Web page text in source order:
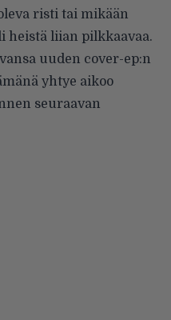
risti tai mikään
heistä liian pilkkaavaa.
uuden cover-ep:n
yhtye aikoo
seuraavan